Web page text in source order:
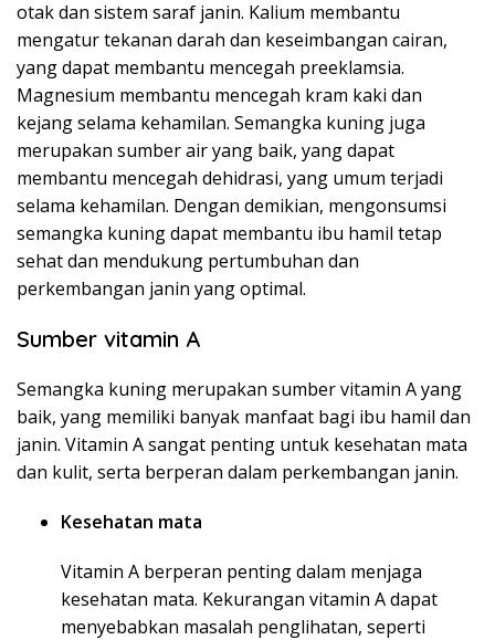
otak dan sistem saraf janin. Kalium membantu
mengatur tekanan darah dan keseimbangan cairan,
yang dapat membantu mencegah preeklamsia.
Magnesium membantu mencegah kram kaki dan
kejang selama kehamilan. Semangka kuning juga
merupakan sumber air yang baik, yang dapat
membantu mencegah dehidrasi, yang umum terjadi
selama kehamilan. Dengan demikian, mengonsumsi
semangka kuning dapat membantu ibu hamil tetap
sehat dan mendukung pertumbuhan dan
perkembangan janin yang optimal.
Sumber vitamin A
Semangka kuning merupakan sumber vitamin A yang
baik, yang memiliki banyak manfaat bagi ibu hamil dan
janin. Vitamin A sangat penting untuk kesehatan mata
dan kulit, serta berperan dalam perkembangan janin.
Kesehatan mata
Vitamin A berperan penting dalam menjaga
kesehatan mata. Kekurangan vitamin A dapat
menyebabkan masalah penglihatan, seperti